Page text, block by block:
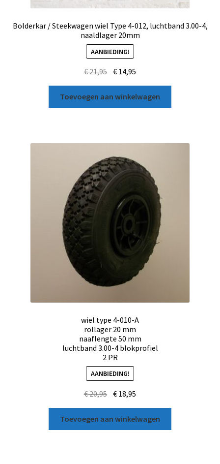
Bolderkar / Steekwagen wiel Type 4-012, luchtband 3.00-4,
naaldlager 20mm
AANBIEDING!
€21,95 € 14,95
Toevoegen aan winkelwagen
wiel type 4-010-A
rollager 20 mm
naaflengte 50 mm
luchtband 3.00-4 blokprofiel
2 PR
AANBIEDING!
€20,95 € 18,95
Toevoegen aan winkelwagen